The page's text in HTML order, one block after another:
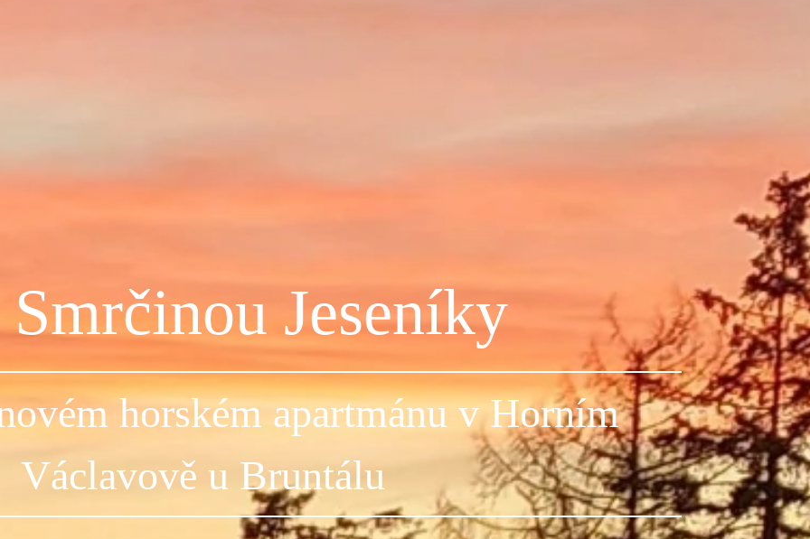
Smrčinou Jeseníky
horském apartmánu v Horním
Václavově u Bruntálu